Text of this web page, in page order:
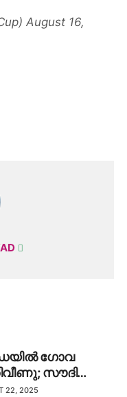
August 16,
ഗോവ
സൗദി
ജയം, അൽ-
22, 2025